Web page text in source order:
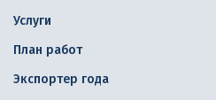
Услуги
План работ
Экспортер года